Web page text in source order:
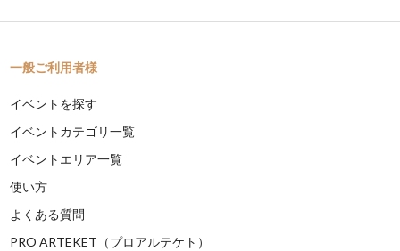
一般ご利用者様
イベントを探す
イベントカテゴリ一覧
イベントエリア一覧
使い方
よくある質問
PRO ARTEKET（プロアルテケト）